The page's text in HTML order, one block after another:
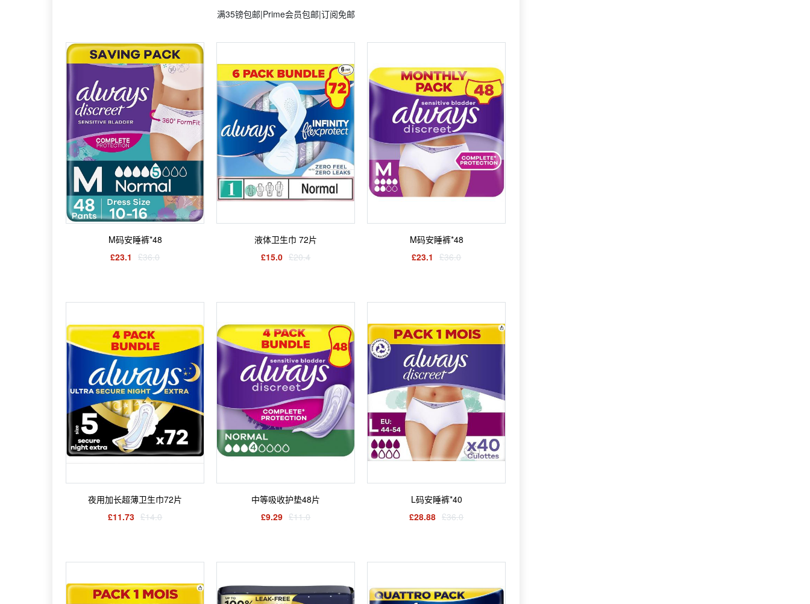
满35镑包邮|Prime会员包邮|订阅免邮
M码安睡裤*48
£23.1
£36.0
液体卫生巾 72片
£15.0 £20.4
M码安睡裤*48
£23.1
£36.0
夜用加长超薄卫生巾72片
£11.73 £14.0
中等吸收护垫48片
£9.29 £11.0
L码安睡裤*40
£28.88 £36.0